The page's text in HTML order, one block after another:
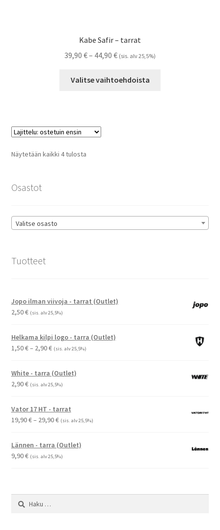
Kabe Safir – tarrat
39,90 €– 44,90 €Hintaluokka:
-
(sis. alv 25,5%)
Valitse vaihtoehdoista
Näytetään kaikki 4 tulostaSuosituimmat
Osastot
Valitse osasto
Tuotteet
Jopo ilman viivoja - tarrat (Outlet)
2,50€ (sis. alv 25,5%)
Helkama kilpi logo - tarra (Outlet)
1,50€– 2,90€Hintaluokka:
-
2,90 €
(sis. alv 25,5%)
White - tarra (Outlet)
2,90€ (sis. alv 25,5%)
Vator 17 HT - tarrat
19,90€– 29,90€Hintaluokka:
-
29,90 €
(sis. alv 25,5%)
Lännen - tarra (Outlet)
9,90€ (sis. alv 25,5%)
Haku: